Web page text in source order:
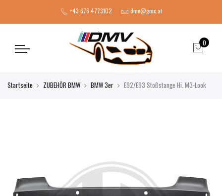
+43 676 4773102 dmv@gmx.at
0
Startseite ZUBEHÖR BMW BMW 3er E92/E93 Stoßstange Hi. M3-Look